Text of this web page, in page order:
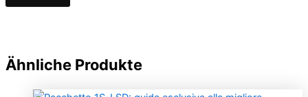
Ähnliche Produkte